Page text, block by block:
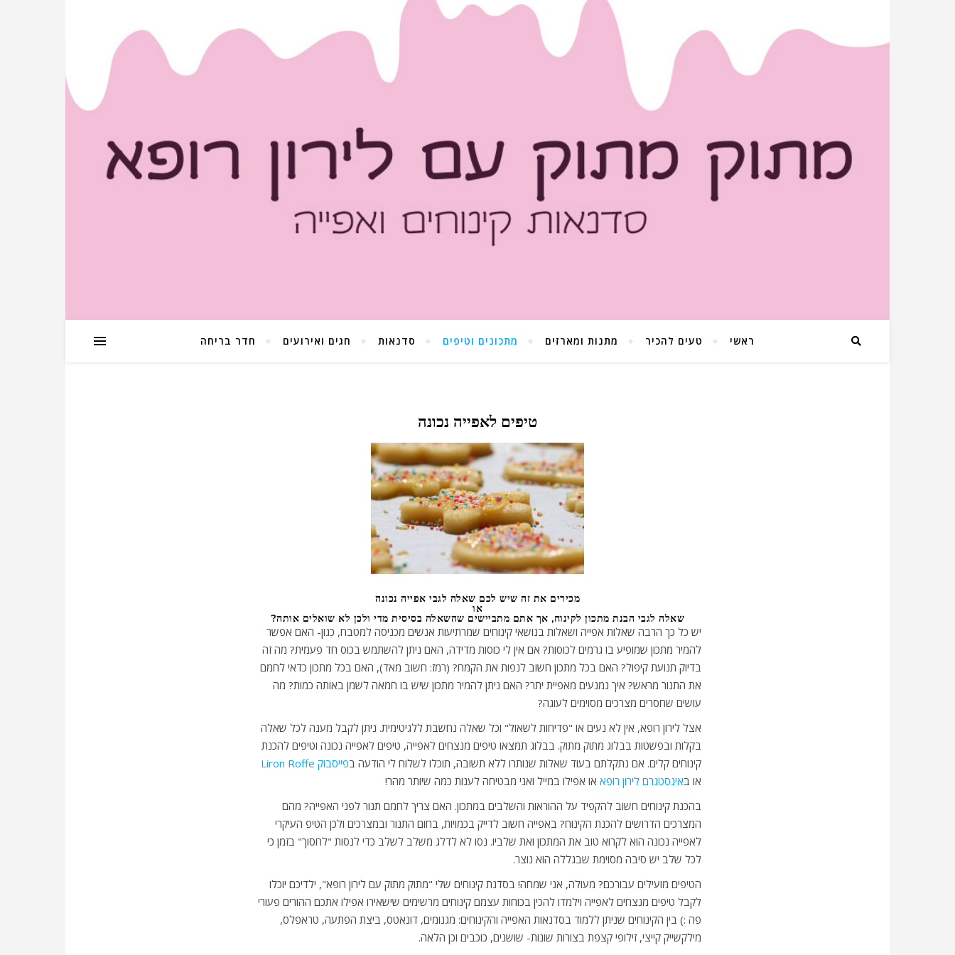
ראשי טעים להכיר מתנות ומארזים מתכונים וטיפים סדנאות חגים ואירועים חדר בריחה
טיפים לאפייה נכונה
מכירים את זה שיש לכם שאלה לגבי אפייה נכונה
או
שאלה לגבי הבנת מתכון לקינוח, אך אתם מתביישים שהשאלה בסיסית מדי ולכן לא שואלים אותה?
יש כל כך הרבה שאלות אפייה ושאלות בנושאי קינוחים שמרתיעות אנשים מכניסה למטבח, כגון- האם אפשר
להמיר מתכון שמופיע בו גרמים לכוסות? אם אין לי כוסות מדידה, האם ניתן להשתמש בכוס חד פעמית? מה זה
בדיוק תנועת קיפול? האם בכל מתכון חשוב לנפות את הקמח? (רמז: חשוב מאד), האם בכל מתכון כדאי לחמם
את התנור מראש? איך נמנעים מאפיית יתר? האם ניתן להמיר מתכון שיש בו חמאה לשמן באותה כמות? מה
עושים שחסרים מצרכים מסוימים לעוגה?
אצל לירון רופא, אין לא נעים או "פדיחות לשאול" וכל שאלה נחשבת ללגיטימית. ניתן לקבל מענה לכל שאלה
בקלות ובפשטות בבלוג מתוק מתוק. בבלוג תמצאו טיפים מנצחים לאפייה, טיפים לאפייה נכונה וטיפים להכנת
קינוחים קלים. אם נתקלתם בעוד שאלות שנותרו ללא תשובה, תוכלו לשלוח לי הודעה בפייסבוק Liron Roffe
או באינסטגרם לירון רופא או אפילו במייל ואני מבטיחה לענות כמה שיותר מהר!
בהכנת קינוחים חשוב להקפיד על ההוראות והשלבים במתכון. האם צריך לחמם תנור לפני האפייה? מהם
המצרכים הדרושים להכנת הקינוח? באפייה חשוב לדייק בכמויות, בחום התנור ובמצרכים ולכן הטיפ העיקרי
לאפייה נכונה הוא לקרוא טוב את המתכון ואת שלביו. נסו לא לדלג משלב לשלב כדי לנסות "לחסוך" בזמן כי
לכל שלב יש סיבה מסוימת שבגללה הוא נוצר.
הטיפים מועילים עבורכם? מעולה, אני שמחה! בסדנת קינוחים שלי "מתוק מתוק עם לירון רופא", ילדיכם יוכלו
לקבל טיפים מנצחים לאפייה וילמדו להכין בכוחות עצמם קינוחים מרשימים שישאירו אפילו אתכם ההורים פעורי
פה :) בין הקינוחים שניתן ללמוד בסדנאות האפייה והקינוחים: מגנומים, דונאטס, ביצת הפתעה, טראפלס,
מילקשייק קייצי, זילופי קצפת בצורות שונות- שושנים, כוכבים וכן הלאה.